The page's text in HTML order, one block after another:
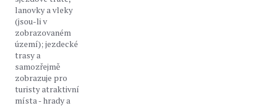
lanovky a vleky
(jsou-li v
zobrazovaném
území); jezdecké
trasy a
samozřejmě
zobrazuje pro
turisty atraktivní
místa - hrady a